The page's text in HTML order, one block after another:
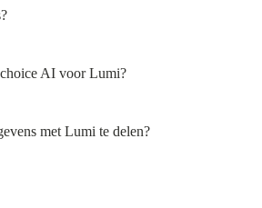
AI voor Lumi?
met Lumi te delen?